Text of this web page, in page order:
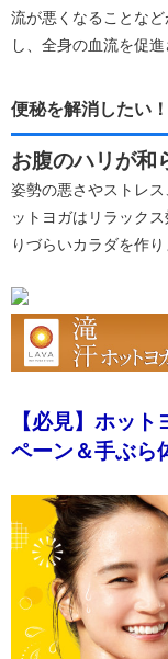
流が悪くなることな
し、全身の血流を促
便秘を解消したい！
お腹のハリが和
姿勢の悪さやストレ
ットヨガはリラック
りづらいカラダを作り
【必見】ホッ
ペーン＆手ぶら